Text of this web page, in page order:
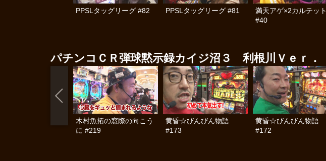
PPSLタッグリーグ #82 PPSLタッグリーグ #81
満天アゲ×2カルテット
#40
パチンコＣＲ弾球黙示録カイジ沼３ 利根川Ｖｅｒ．
木村魚拓の窓際の向こう
に #219
黄昏☆びんびん物語
#173
黄昏☆びんびん物語
#172